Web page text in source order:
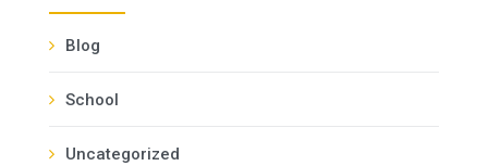
Blog
School
Uncategorized